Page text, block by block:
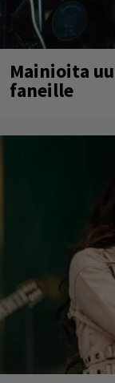
Mainioita
faneille